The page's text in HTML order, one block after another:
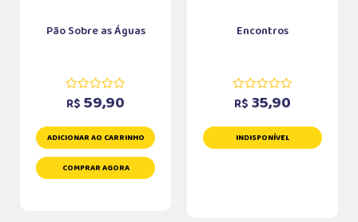
Pão Sobre as Águas
R$ 59,90
ADICIONAR AO CARRINHO
COMPRAR AGORA
Encontros
R$ 35,90
INDISPONÍVEL